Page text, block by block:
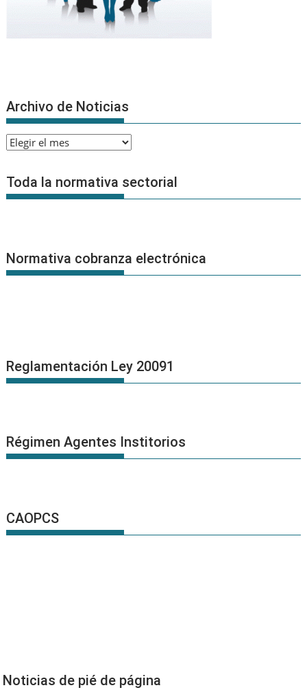
Archivo de Noticias
Archivo
Noticias
Toda la normativa sectorial
Normativa cobranza electrónica
Reglamentación Ley 20091
Régimen Agentes Institorios
CAOPCS
Noticias de pié de página